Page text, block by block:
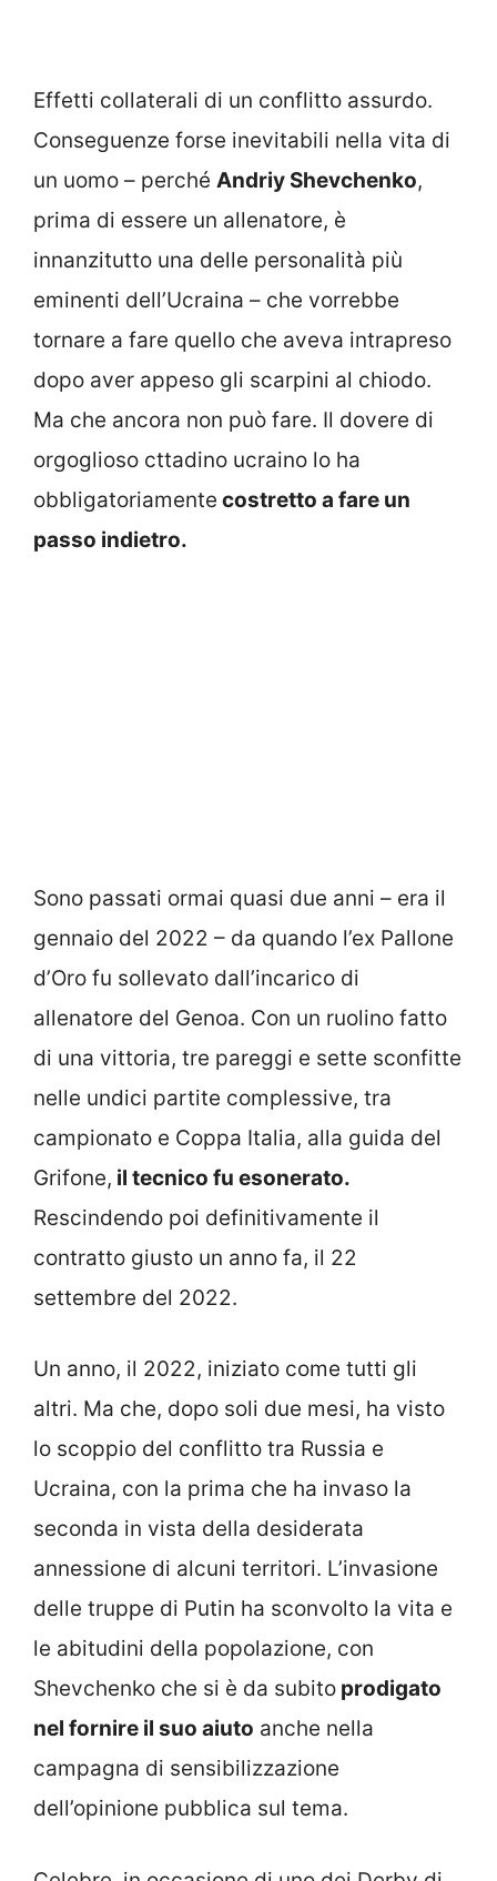
Effetti collaterali di un conflitto assurdo.
Conseguenze forse inevitabili nella vita di
un uomo – perché Andriy Shevchenko,
prima di essere un allenatore, è
innanzitutto una delle personalità più
eminenti dell’Ucraina – che vorrebbe
tornare a fare quello che aveva intrapreso
dopo aver appeso gli scarpini al chiodo.
Ma che ancora non può fare. Il dovere di
orgoglioso cttadino ucraino lo ha
obbligatoriamente costretto a fare un
passo indietro.
Sono passati ormai quasi due anni – era il
gennaio del 2022 – da quando l’ex Pallone
d’Oro fu sollevato dall’incarico di
allenatore del Genoa. Con un ruolino fatto
di una vittoria, tre pareggi e sette sconfitte
nelle undici partite complessive, tra
campionato e Coppa Italia, alla guida del
Grifone, il tecnico fu esonerato.
Rescindendo poi definitivamente il
contratto giusto un anno fa, il 22
settembre del 2022.
Un anno, il 2022, iniziato come tutti gli
altri. Ma che, dopo soli due mesi, ha visto
lo scoppio del conflitto tra Russia e
Ucraina, con la prima che ha invaso la
seconda in vista della desiderata
annessione di alcuni territori. L’invasione
delle truppe di Putin ha sconvolto la vita e
le abitudini della popolazione, con
Shevchenko che si è da subito prodigato
nel fornire il suo aiuto anche nella
campagna di sensibilizzazione
dell’opinione pubblica sul tema.